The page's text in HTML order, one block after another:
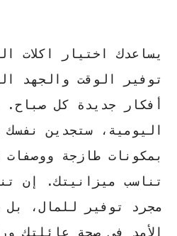
يساعدك اختيار اكلات
توفير الوقت والجهد
أفكار جديدة كل صباح.
اليومية، ستجدين نفسك
بمكونات طازجة ووصفات
تناسب ميزانيتك. إن
مجرد توفير للمال، بل
الأمد في صحة عائلتك